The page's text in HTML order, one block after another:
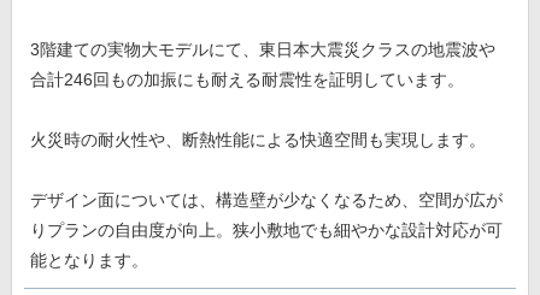
3階建ての実物大モデルにて、東日本大震災クラスの地震波や
合計246回もの加振にも耐える耐震性を証明しています。
火災時の耐火性や、断熱性能による快適空間も実現します。
デザイン面については、構造壁が少なくなるため、空間が広が
りプランの自由度が向上。狭小敷地でも細やかな設計対応が可
能となります。